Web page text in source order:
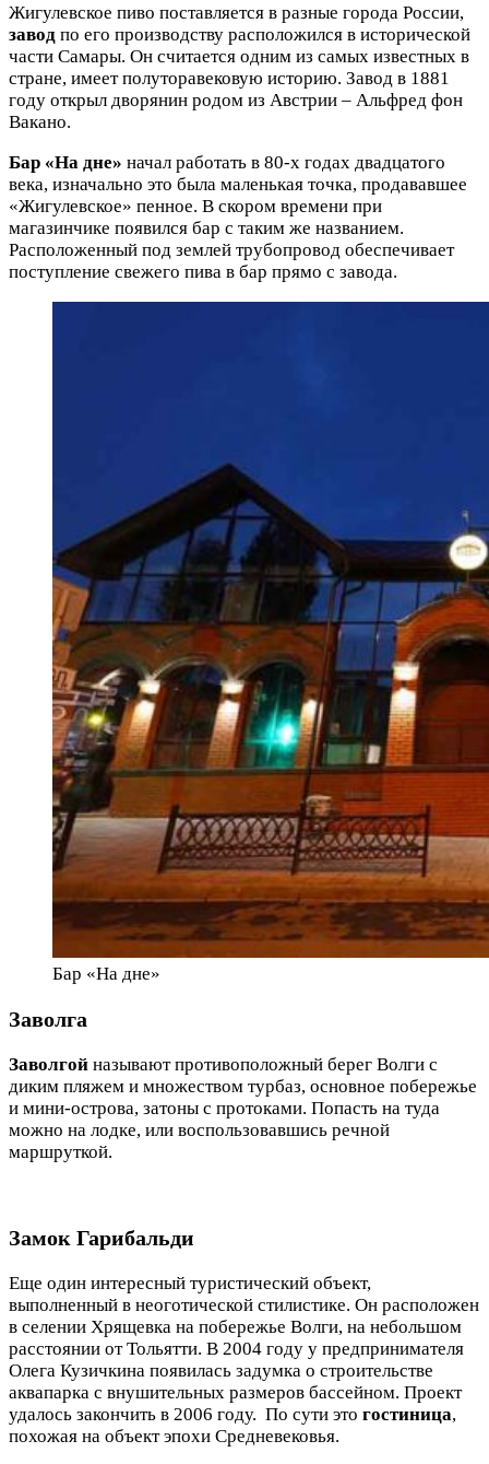
Жигулевское пиво поставляется в разные города России,
завод по его производству расположился в исторической
части Самары. Он считается одним из самых известных в
стране, имеет полуторавековую историю. Завод в 1881
году открыл дворянин родом из Австрии – Альфред фон
Вакано.
Бар «На дне» начал работать в 80-х годах двадцатого
века, изначально это была маленькая точка, продававшее
«Жигулевское» пенное. В скором времени при
магазинчике появился бар с таким же названием.
Расположенный под землей трубопровод обеспечивает
поступление свежего пива в бар прямо с завода.
Бар «На дне»
Заволга
Заволгой называют противоположный берег Волги с
диким пляжем и множеством турбаз, основное побережье
и мини-острова, затоны с протоками. Попасть на туда
можно на лодке, или воспользовавшись речной
маршруткой.
Замок Гарибальди
Еще один интересный туристический объект,
выполненный в неоготической стилистике. Он расположен
в селении Хрящевка на побережье Волги, на небольшом
расстоянии от Тольятти. В 2004 году у предпринимателя
Олега Кузичкина появилась задумка о строительстве
аквапарка с внушительных размеров бассейном. Проект
удалось закончить в 2006 году. По сути это гостиница,
похожая на объект эпохи Средневековья.